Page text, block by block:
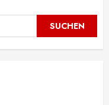
SUCHEN